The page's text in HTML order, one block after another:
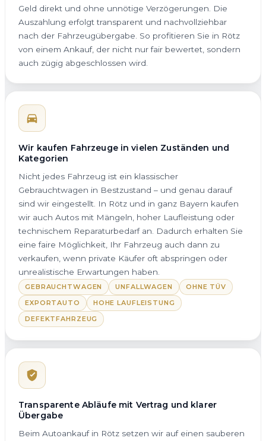
Geld direkt und ohne unnötige Verzögerungen. Die
Auszahlung erfolgt transparent und nachvollziehbar
nach der Fahrzeugübergabe. So profitieren Sie in Rötz
von einem Ankauf, der nicht nur fair bewertet, sondern
auch zügig abgeschlossen wird.
Wir kaufen Fahrzeuge in vielen Zuständen und
Kategorien
Nicht jedes Fahrzeug ist ein klassischer
Gebrauchtwagen in Bestzustand – und genau darauf
sind wir eingestellt. In Rötz und in ganz Bayern kaufen
wir auch Autos mit Mängeln, hoher Laufleistung oder
technischem Reparaturbedarf an. Dadurch erhalten Sie
eine faire Möglichkeit, Ihr Fahrzeug auch dann zu
verkaufen, wenn private Käufer oft abspringen oder
unrealistische Erwartungen haben.
GEBRAUCHTWAGEN UNFALLWAGEN
OHNE TÜV
EXPORTAUTO
HOHE LAUFLEISTUNG
DEFEKTFAHRZEUG
Transparente Abläufe mit Vertrag und klarer
Übergabe
Beim Autoankauf in Rötz setzen wir auf einen sauberen